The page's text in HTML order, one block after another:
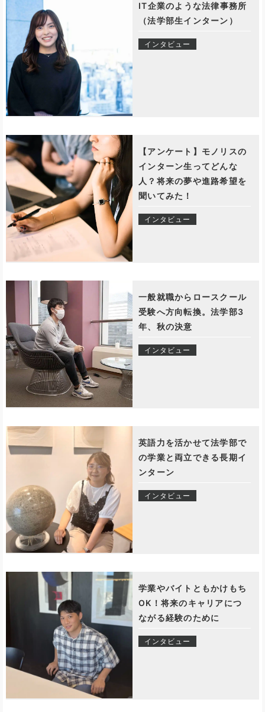
IT企業のような法律事務所
（法学部生インターン）
インタビュー
【アンケート】モノリスの
インターン生ってどんな
人？将来の夢や進路希望を
聞いてみた！
インタビュー
一般就職からロースクール
受験へ方向転換。法学部3
年、秋の決意
インタビュー
英語力を活かせて法学部で
の学業と両立できる長期イ
ンターン
インタビュー
学業やバイトともかけもち
OK！将来のキャリアにつ
ながる経験のために
インタビュー